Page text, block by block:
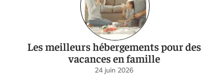
Les meilleurs hébergements pour des
vacances en famille
24 juin 2026